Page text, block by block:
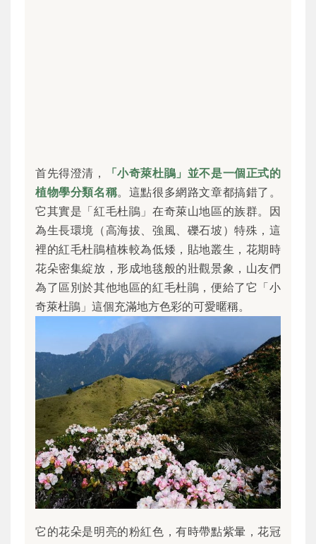
首先得澄清，
「小奇萊杜鵑」並不是一個正式的
植物學分類名稱。這點很多網路文章都搞錯了。
它其實是「紅毛杜鵑」在奇萊山地區的族群。因
為生長環境（高海拔、強風、礫石坡）特殊，這
裡的紅毛杜鵑植株較為低矮，貼地叢生，花期時
花朵密集綻放，形成地毯般的壯觀景象，山友們
為了區別於其他地區的紅毛杜鵑，便給了它「小
奇萊杜鵑」這個充滿地方色彩的可愛暱稱。
它的花朵是明亮的粉紅色，有時帶點紫暈，花冠